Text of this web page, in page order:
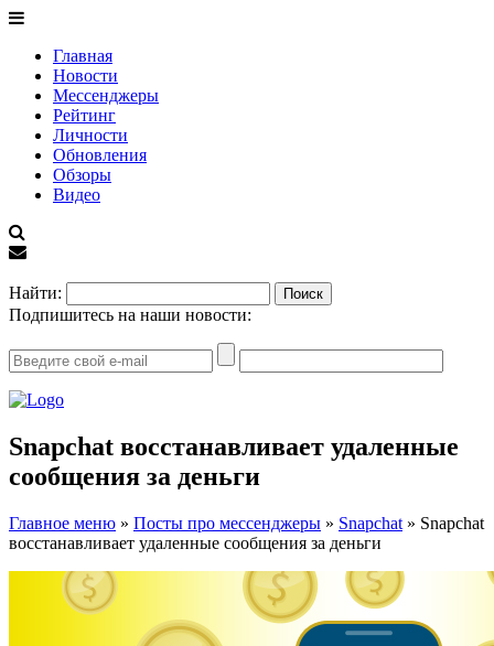
Главная
Новости
Мессенджеры
Рейтинг
Личности
Обновления
Обзоры
Видео
Найти:
Подпишитесь на наши новости:
Snapchat восстанавливает удаленные
сообщения за деньги
Главное меню » Посты про мессенджеры » Snapchat » Snapchat
восстанавливает удаленные сообщения за деньги